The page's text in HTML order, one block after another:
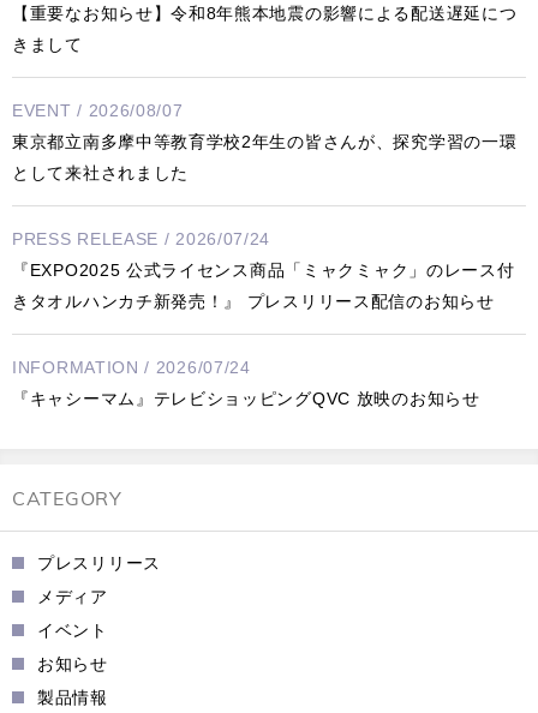
【重要なお知らせ】令和8年熊本地震の影響による配送遅延につ
きまして
EVENT / 2026/08/07
東京都立南多摩中等教育学校2年生の皆さんが、探究学習の一環
として来社されました
PRESS RELEASE / 2026/07/24
『EXPO2025 公式ライセンス商品「ミャクミャク」のレース付
きタオルハンカチ新発売！』 プレスリリース配信のお知らせ
INFORMATION / 2026/07/24
『キャシーマム』テレビショッピングQVC 放映のお知らせ
CATEGORY
プレスリリース
メディア
イベント
お知らせ
製品情報